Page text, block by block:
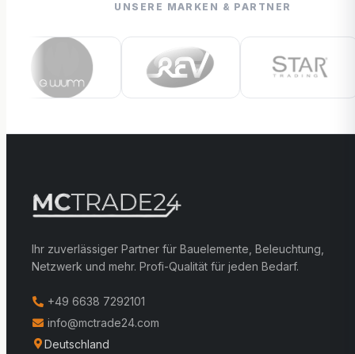
UNSERE MARKEN & PARTNER
Ihr zuverlässiger Partner für Bauelemente, Beleuchtung,
Netzwerk und mehr. Profi-Qualität für jeden Bedarf.
+49 6638 7292101
info@mctrade24.com
Deutschland